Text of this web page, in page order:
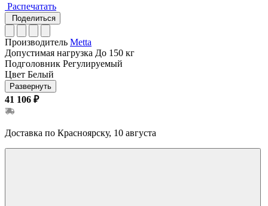
Распечатать
Поделиться
Производитель Metta
Допустимая нагрузка До 150 кг
Подголовник Регулируемый
Цвет Белый
Развернуть
41 106 ₽
Доставка по Красноярску, 10 августа